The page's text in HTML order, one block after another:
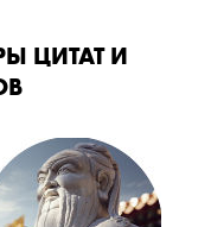
ЦИТАТ И